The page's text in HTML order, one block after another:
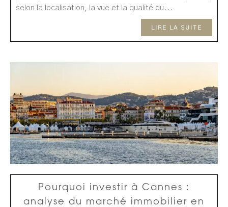
selon la localisation, la vue et la qualité du...
LIRE LA SUITE
Pourquoi investir à Cannes :
analyse du marché immobilier en